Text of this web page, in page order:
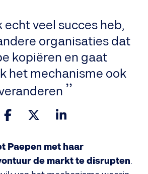
echt veel succes heb,
organisaties dat
kopiëren en gaat
het mechanisme ook
Paepen met haar
de markt te disrupten.